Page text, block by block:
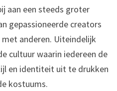
aan een steeds groter
gepassioneerde creators
anderen. Uiteindelijk
cultuur waarin iedereen de
en identiteit uit te drukken
kostuums.